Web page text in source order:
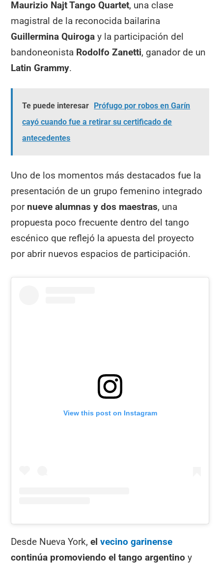
Maurizio Najt Tango Quartet, una clase
magistral de la reconocida bailarina
Guillermina Quiroga y la participación del
bandoneonista Rodolfo Zanetti, ganador de un
Latin Grammy.
Te puede interesar Prófugo por robos en Garín
cayó cuando fue a retirar su certificado de
antecedentes
Uno de los momentos más destacados fue la
presentación de un grupo femenino integrado
por nueve alumnas y dos maestras, una
propuesta poco frecuente dentro del tango
escénico que reflejó la apuesta del proyecto
por abrir nuevos espacios de participación.
View this post on Instagram
Desde Nueva York,elvecino garinense
continúa promoviendo el tango argentino y